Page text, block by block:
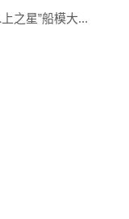
之星”船模大...